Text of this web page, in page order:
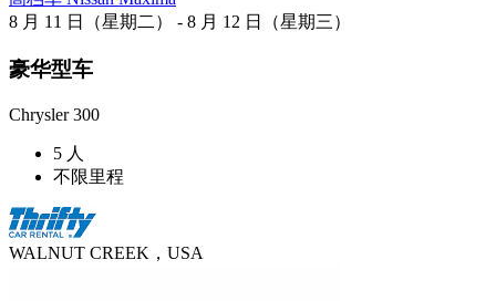
8 月 11 日（星期二） - 8 月 12 日（星期三）
豪华型车
Chrysler 300
5 人
不限里程
WALNUT CREEK，USA